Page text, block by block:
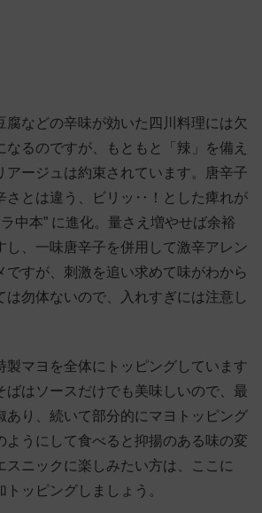
腐などの辛味が効いた四川料理には欠
なるのですが、もともと「辣」を備え
アージュは約束されています。唐辛子
さとは違う、ビリッ‥！とした痺れが
中本” に進化。量さえ増やせば余裕
し、一味唐辛子を併用して激辛アレン
ですが、刺激を追い求めて味がわから
は勿体ないので、入れすぎには注意し
製マヨを全体にトッピングしています
ばはソースだけでも美味しいので、最
あり、続いて部分的にマヨトッピング
ようにして食べると抑揚のある味の変
スニックに楽しみたい方は、ここに
トッピングしましょう。